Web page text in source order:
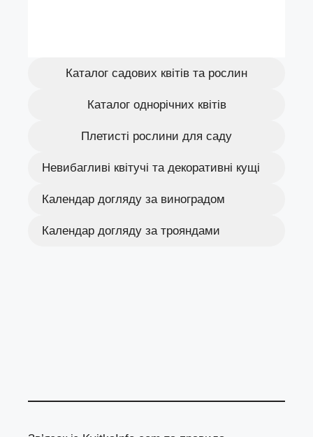
Каталог садових квітів та рослин
Каталог однорічних квітів
Плетисті рослини для саду
Невибагливі квітучі та декоративні кущі
Календар догляду за виноградом
Календар догляду за трояндами